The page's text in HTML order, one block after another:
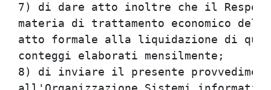
7) di dare atto inoltre che il
materia di trattamento economico del
atto formale alla liquidazione di
conteggi elaborati mensilmente;
8) di inviare il presente